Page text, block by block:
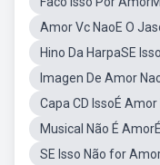
Amor Vc NaoE O
Hino Da HarpaSE
Imagen De Amor
Capa CD IssoÉ Amor
Musical Não É
SE Isso Não for